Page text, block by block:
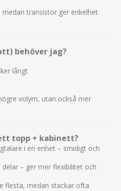
medan transistor ger enkelhet
behöver jag?
långt
volym, utan också mer
topp + kabinett?
i en enhet – smidigt och
delar – ger mer flexibilitet och
flesta, medan stackar ofta